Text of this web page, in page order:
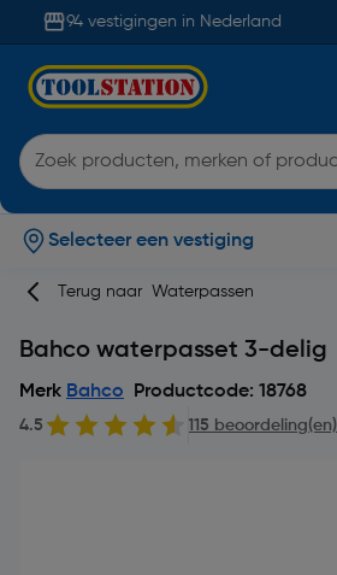
94 vestigingen in Nederland
Selecteer een vestiging
Terug naar Waterpassen
Bahco waterpasset 3-delig
Merk Bahco Productcode: 18768
4.5 115 beoordeling(en)